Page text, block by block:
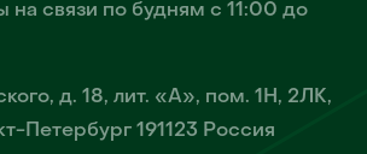
на связи по будням с 11:00 до
д. 18, лит. «А», пом. 1Н, 2ЛК,
Петербург 191123 Россия